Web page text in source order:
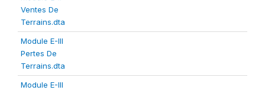
Ventes De
Terrains.dta
Module E-III
Pertes De
Terrains.dta
Module E-III